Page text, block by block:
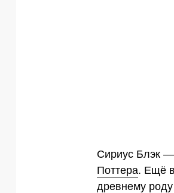
Сириус Блэк
Поттера. Ещё
древнему